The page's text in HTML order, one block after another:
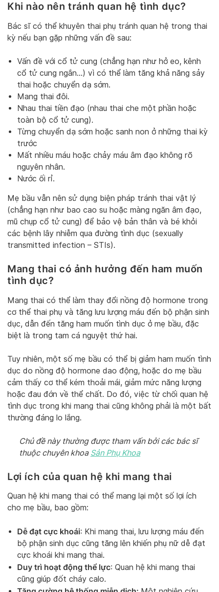
Khi nào nên tránh quan hệ tình dục?
Bác sĩ có thể khuyên thai phụ tránh quan hệ trong thai
kỳ nếu bạn gặp những vấn đề sau:
Vấn đề với cổ tử cung (chẳng hạn như hở eo, kênh
cổ tử cung ngắn…) vì có thể làm tăng khả năng sảy
thai hoặc chuyển dạ sớm.
Mang thai đôi.
Nhau thai tiền đạo (nhau thai che một phần hoặc
toàn bộ cổ tử cung).
Từng chuyển dạ sớm hoặc sanh non ở những thai kỳ
trước
Mất nhiều máu hoặc chảy máu âm đạo không rõ
nguyên nhân.
Nước ối rỉ.
Mẹ bầu vẫn nên sử dụng biện pháp tránh thai vật lý
(chẳng hạn như bao cao su hoặc màng ngăn âm đạo,
mũ chụp cổ tử cung) để bảo vệ bản thân và bé khỏi
các bệnh lây nhiễm qua đường tình dục (sexually
transmitted infection – STIs).
Mang thai có ảnh hưởng đến ham muốn
tình dục?
Mang thai có thể làm thay đổi nồng độ hormone trong
cơ thể thai phụ và tăng lưu lượng máu đến bộ phận sinh
dục, dẫn đến tăng ham muốn tình dục ở mẹ bầu, đặc
biệt là trong tam cá nguyệt thứ hai.
Tuy nhiên, một số mẹ bầu có thể bị giảm ham muốn tình
dục do nồng độ hormone dao động, hoặc do mẹ bầu
cảm thấy cơ thể kém thoải mái, giảm mức năng lượng
hoặc đau đớn về thể chất. Do đó, việc từ chối quan hệ
tình dục trong khi mang thai cũng không phải là một bất
thường đáng lo lắng.
Chủ đề này thường được tham vấn bởi các bác sĩ
thuộc chuyên khoa Sản Phụ Khoa
Lợi ích của quan hệ khi mang thai
Quan hệ khi mang thai có thể mang lại một số lợi ích
cho mẹ bầu, bao gồm:
Dễ đạt cực khoái: Khi mang thai, lưu lượng máu đến
bộ phận sinh dục cũng tăng lên khiến phụ nữ dễ đạt
cực khoái khi mang thai.
Duy trì hoạt động thể lực: Quan hệ khi mang thai
cũng giúp đốt cháy calo.